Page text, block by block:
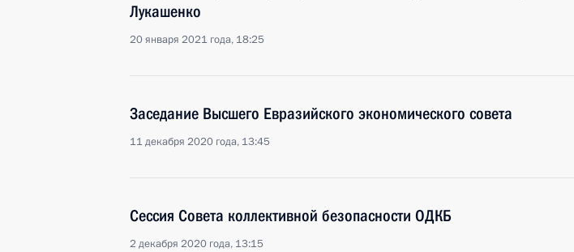
Лукашенко
20 января 2021 года, 18:25
Заседание Высшего Евразийского экономического совета
11 декабря 2020 года, 13:45
Сессия Совета коллективной безопасности ОДКБ
2 декабря 2020 года, 13:15